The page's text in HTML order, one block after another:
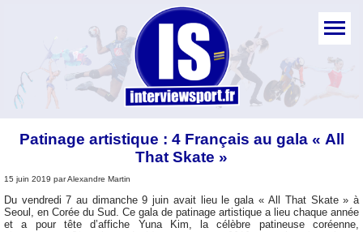
Patinage artistique : 4 Français au gala « All
That Skate »
15 juin 2019 par Alexandre Martin
Du vendredi 7 au dimanche 9 juin avait lieu le gala « All That Skate » à
Seoul, en Corée du Sud. Ce gala de patinage artistique a lieu chaque année
et a pour tête d’affiche Yuna Kim, la célèbre patineuse coréenne,